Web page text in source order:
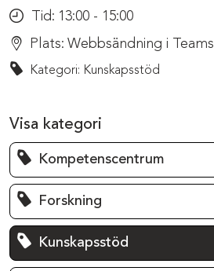
Tid: 13:00 - 15:00
Plats: Webbsändning i Teams
Kategori: Kunskapsstöd
Visa kategori
Kompetenscentrum
Forskning
Kunskapsstöd